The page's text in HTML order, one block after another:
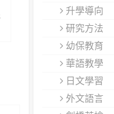
升學導向
研究方法
幼保教育
華語教學
日文學習
外文語言